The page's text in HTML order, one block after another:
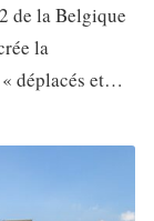
de la Belgique
la
déplacés et…